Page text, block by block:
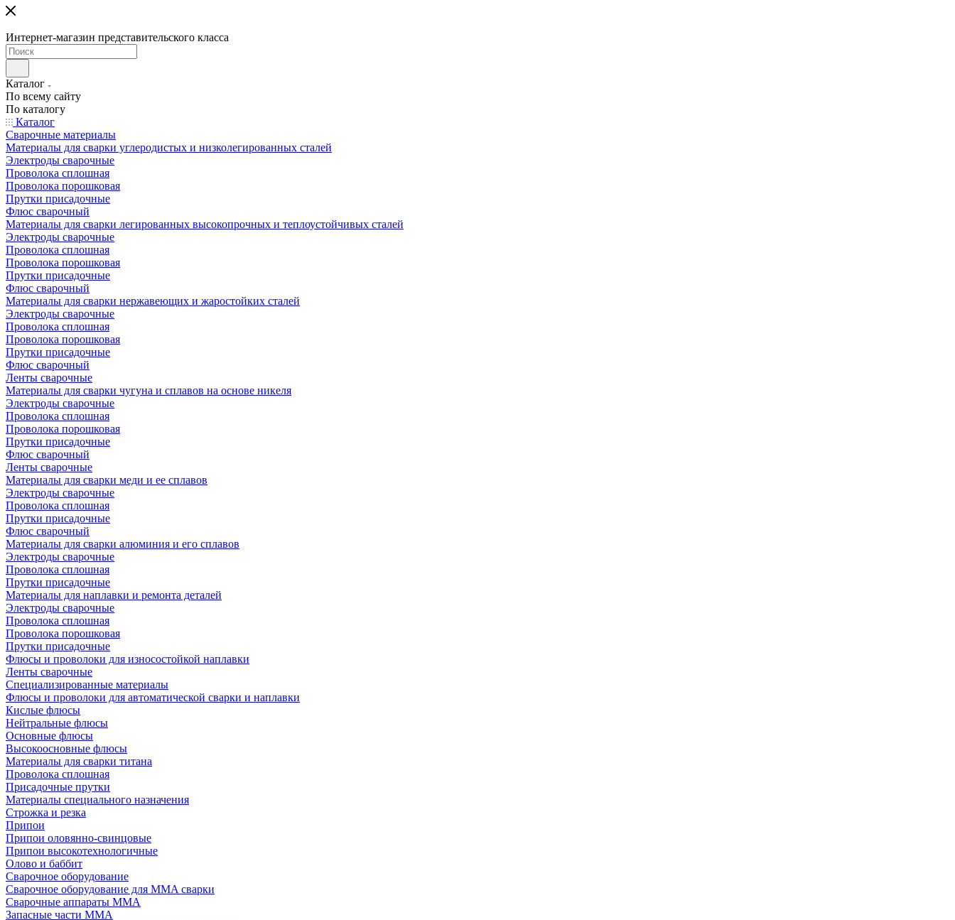
Интернет-магазин представительского класса
Каталог
По всему сайту
По каталогу
Каталог
Сварочные материалы
Материалы для сварки углеродистых и низколегированных сталей
Электроды сварочные
Проволока сплошная
Проволока порошковая
Прутки присадочные
Флюс сварочный
Материалы для сварки легированных высокопрочных и теплоустойчивых сталей
Электроды сварочные
Проволока сплошная
Проволока порошковая
Прутки присадочные
Флюс сварочный
Материалы для сварки нержавеющих и жаростойких сталей
Электроды сварочные
Проволока сплошная
Проволока порошковая
Прутки присадочные
Флюс сварочный
Ленты сварочные
Материалы для сварки чугуна и сплавов на основе никеля
Электроды сварочные
Проволока сплошная
Проволока порошковая
Прутки присадочные
Флюс сварочный
Ленты сварочные
Материалы для сварки меди и ее сплавов
Электроды сварочные
Проволока сплошная
Прутки присадочные
Флюс сварочный
Материалы для сварки алюминия и его сплавов
Электроды сварочные
Проволока сплошная
Прутки присадочные
Материалы для наплавки и ремонта деталей
Электроды сварочные
Проволока сплошная
Проволока порошковая
Прутки присадочные
Флюсы и проволоки для износостойкой наплавки
Ленты сварочные
Специализированные материалы
Флюсы и проволоки для автоматической сварки и наплавки
Кислые флюсы
Нейтральные флюсы
Основные флюсы
Высокоосновные флюсы
Материалы для сварки титана
Проволока сплошная
Присадочные прутки
Материалы специального назначения
Строжка и резка
Припои
Припои оловянно-свинцовые
Припои высокотехнологичные
Олово и баббит
Сварочное оборудование
Сварочное оборудование для MMA сварки
Сварочные аппараты MMA
Запасные части MMA